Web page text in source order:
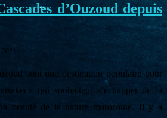
d’Ouzoud depuis
sont une destination populaire pour
qui souhaitent s’échapper de la
beauté de la nature marocaine. Il y a